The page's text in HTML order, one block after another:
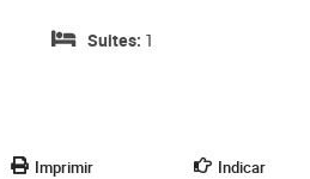
Suites: 1
Imprimir Indicar